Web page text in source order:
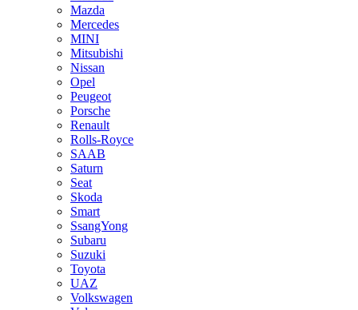
Mazda
Mercedes
MINI
Mitsubishi
Nissan
Opel
Peugeot
Porsche
Renault
Rolls-Royce
SAAB
Saturn
Seat
Skoda
Smart
SsangYong
Subaru
Suzuki
Toyota
UAZ
Volkswagen